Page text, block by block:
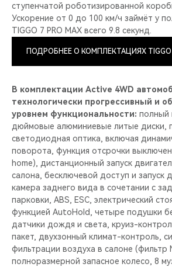
ступенчатой роботизированной
Ускорение от 0 до 100 км/ч займёт у
TIGGO 7 PRO MAX всего 9.8 секунд.
ПОДРОБНЕЕ О КОМПЛЕКТАЦИЯХ TIGGO
В комплектации Active 4WD
технологически прогрессивный и
уровнем функциональности: полный
дюймовые алюминиевые литые диски,
светодиодная оптика, включая
поворота, функция отсрочки
home), дистанционный запуск
салона, бесключевой доступ и запуск
камера заднего вида в сочетании с
парковки, ABS, ESC, электрический
функцией AutoHold, четыре подушки
датчики дождя и света, круиз-
пакет, двухзонный климат-контроль,
фильтрации воздуха в салоне (фильтр
полноразмерной запасное колесо, 8